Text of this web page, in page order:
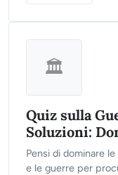
livello di
🏛️
Quiz sulla
Soluzioni:
Pensi di dominare
e le guerre per